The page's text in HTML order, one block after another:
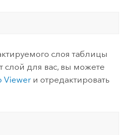
слоя таблицы
слой для вас, вы можете
Viewerи отредактировать